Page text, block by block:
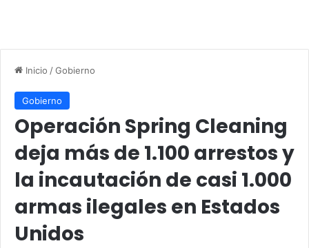
Inicio /Gobierno
Gobierno
Operación Spring Cleaning
deja más de 1.100 arrestos y
la incautación de casi 1.000
armas ilegales en Estados
Unidos